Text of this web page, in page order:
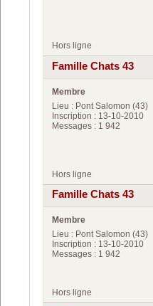
Hors ligne
Famille Chats 43
Membre
Lieu : Pont Salomon (43)
Inscription : 13-10-2010
Messages : 1 942
Hors ligne
Famille Chats 43
Membre
Lieu : Pont Salomon (43)
Inscription : 13-10-2010
Messages : 1 942
Hors ligne